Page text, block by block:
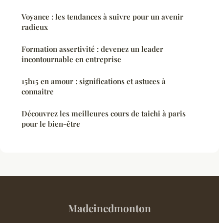
Voyance : les tendances à suivre pour un avenir
radieux
Formation assertivité : devenez un leader
incontournable en entreprise
15h15 en amour : significations et astuces à
connaitre
Découvrez les meilleures cours de taichi à paris
pour le bien-être
Madeinedmonton